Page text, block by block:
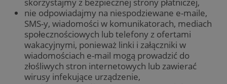
nie odpowiadajmy na niespodziewane e-maile,
SMS-y, wiadomości w komunikatorach, mediach
społecznościowych lub telefony z ofertami
wakacyjnymi, ponieważ linki i załączniki w
wiadomościach e-mail mogą prowadzić do
złośliwych stron internetowych lub zawierać
wirusy infekujące urządzenie,